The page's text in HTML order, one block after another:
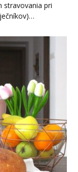
stravovania pri